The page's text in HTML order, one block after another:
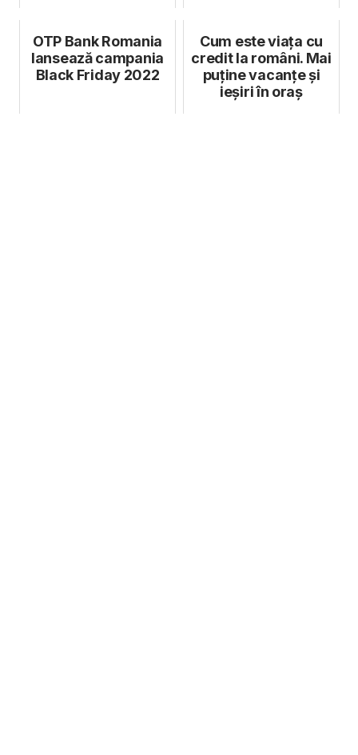
OTP Bank Romania
lansează campania
Black Friday 2022
Cum este viața cu
credit la români. Mai
puține vacanțe și
ieșiri în oraș